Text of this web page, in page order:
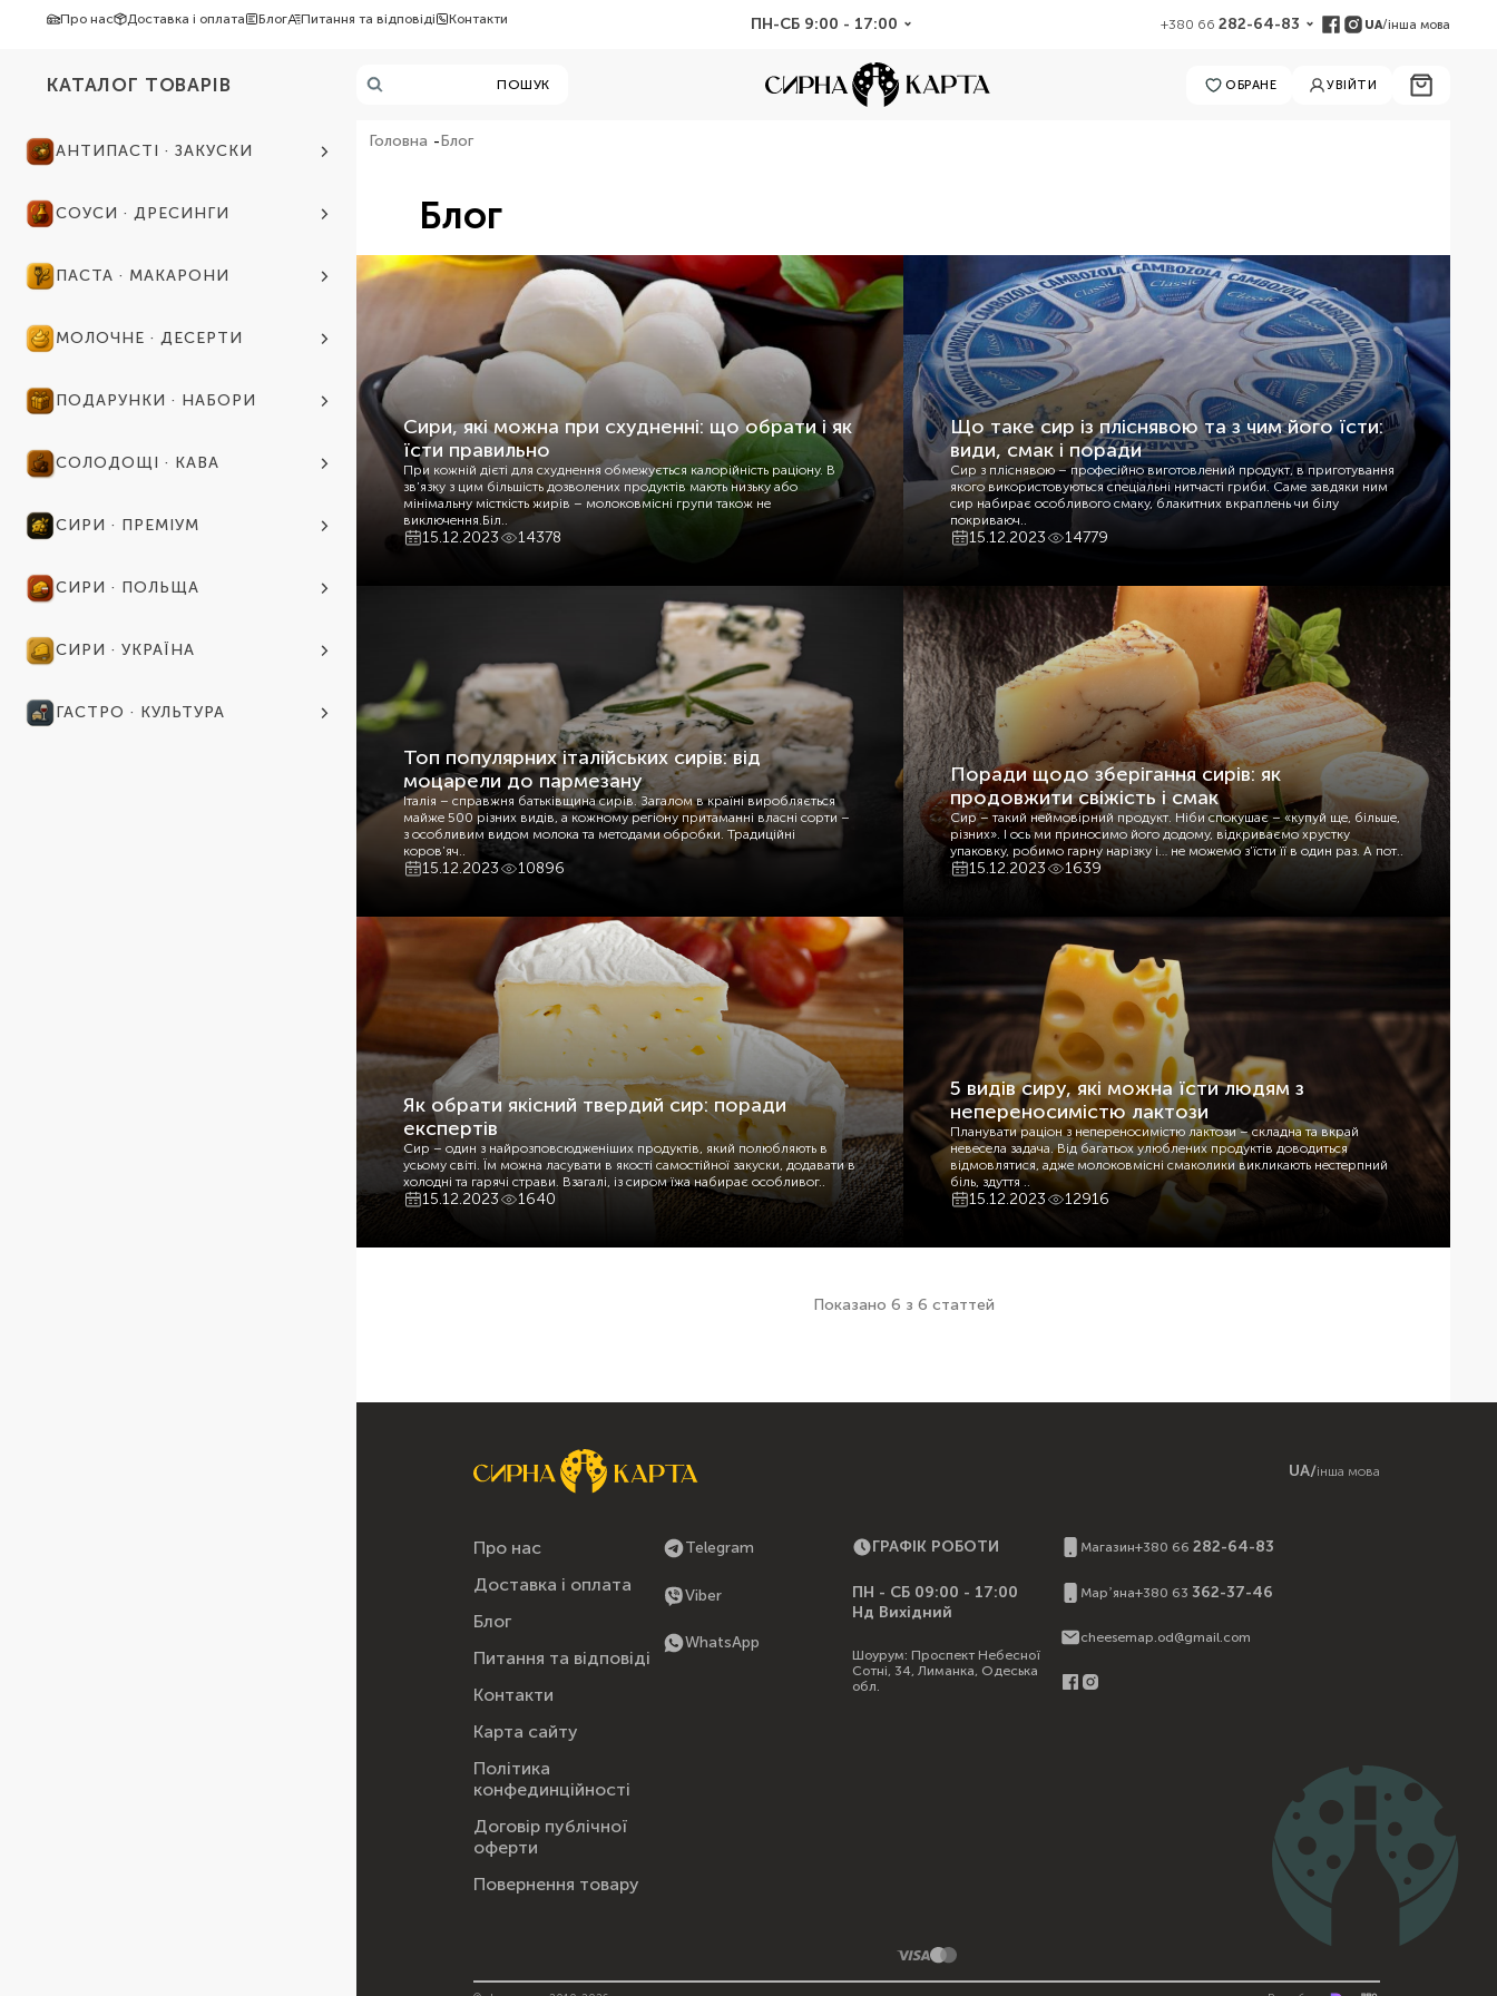
Про нас Доставка і оплата Блог Питання та відповіді Контакти ПН-СБ 9:00 - 17:00 +380 66282-64-83 UA/інша мова
КАТАЛОГ ТОВАРІВ ПОШУК ОБРАНЕ УВІЙТИ
АНТИПАСТІ · ЗАКУСКИ
СОУСИ · ДРЕСИНГИ
ПАСТА · МАКАРОНИ
МОЛОЧНЕ · ДЕСЕРТИ
ПОДАРУНКИ · НАБОРИ
СОЛОДОЩІ · КАВА
СИРИ · ПРЕМІУМ
СИРИ · ПОЛЬЩА
СИРИ · УКРАЇНА
ГАСТРО · КУЛЬТУРА
Головна Блог
Блог
Сири, які можна при схудненні: що обрати і як
їсти правильно
При кожній дієті для схуднення обмежується калорійність раціону. В
зв’язку з цим більшість дозволених продуктів мають низьку або
мінімальну місткість жирів – молоковмісні групи також не
виключення.Біл..
15.12.2023 14378
Що таке сир із пліснявою та з чим його їсти:
види, смак і поради
Сир з пліснявою – професійно виготовлений продукт, в приготування
якого використовуються спеціальні нитчасті гриби. Саме завдяки ним
сир набирає особливого смаку, блакитних вкраплень чи білу
покриваюч..
15.12.2023 14779
Топ популярних італійських сирів: від
моцарели до пармезану
Італія – справжня батьківщина сирів. Загалом в країні виробляється
майже 500 різних видів, а кожному регіону притаманні власні сорти –
з особливим видом молока та методами обробки. Традиційні
коров’яч..
15.12.2023 10896
Поради щодо зберігання сирів: як
продовжити свіжість і смак
Сир – такий неймовірний продукт. Ніби спокушає – «купуй ще, більше,
різних». І ось ми приносимо його додому, відкриваємо хрустку
упаковку, робимо гарну нарізку і… не можемо з’їсти її в один раз. А пот..
15.12.2023 1639
Як обрати якісний твердий сир: поради
експертів
Сир – один з найрозповсюдженіших продуктів, який полюбляють в
усьому світі. Їм можна ласувати в якості самостійної закуски, додавати в
холодні та гарячі страви. Взагалі, із сиром їжа набирає особливог..
15.12.2023 1640
5 видів сиру, які можна їсти людям з
непереносимістю лактози
Планувати раціон з непереносимістю лактози – складна та вкрай
невесела задача. Від багатьох улюблених продуктів доводиться
відмовлятися, адже молоковмісні смаколики викликають нестерпний
біль, здуття ..
15.12.2023 12916
Показано 6 з 6 статтей
UA/інша мова
Про нас
Доставка і оплата
Блог
Питання та відповіді
Контакти
Карта сайту
Політика
конфединційності
Договір публічної
оферти
Повернення товару
Telegram
Viber
WhatsApp
ГРАФІК РОБОТИ
ПН - СБ 09:00 - 17:00
Нд Вихідний
Шоурум: Проспект Небесної
Сотні, 34, Лиманка, Одеська
обл.
Магазин+380 66 282-64-83
Марʼяна+380 63 362-37-46
cheesemap.od@gmail.com